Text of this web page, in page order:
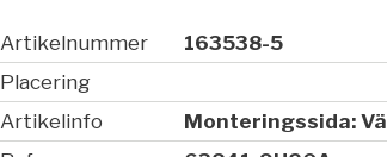
Artikelnummer
163538-5
Placering
Artikelinfo
Monteringssida: Vä